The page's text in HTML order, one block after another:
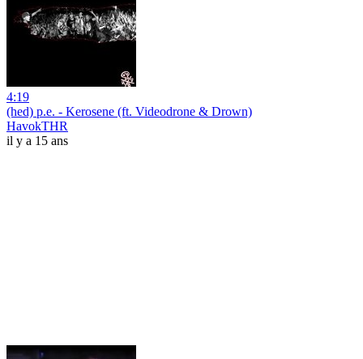
4:19
(hed) p.e. - Kerosene (ft. Videodrone & Drown)
HavokTHR
il y a 15 ans